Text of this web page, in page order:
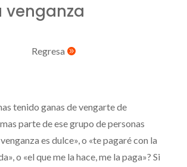
venganza
Regresa 
tenido ganas de vengarte de
parte de ese grupo de personas
es dulce», o «te pagaré con la
o «el que me la hace, me la paga»? Si